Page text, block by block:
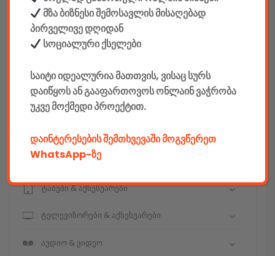
კონსტრუქტორები
E-mobility
კომპიუტერები & აქსესუარები
ტელეფონები & აქსესუარები
კამერები & აქსესუარები
ნოუთბუქები & აქსესუარები
ტაბები & აქსესუარები
ტელევიზორები & აქსესუარები
აუდიო & ვიდეო
მზა ბიზნესი შემოსავლის მისაღებად
პირველივე დღიდან
სოციალური ქსელები
საიტი იდეალურია მათთვის, ვისაც სურს
დაიწყოს ან გააფართოვოს ონლაინ ვაჭრობა
უკვე მოქმედი პროექტით.
დაინტერესების შემთხვევაში მოგვწერეთ
WhatsApp-ზე